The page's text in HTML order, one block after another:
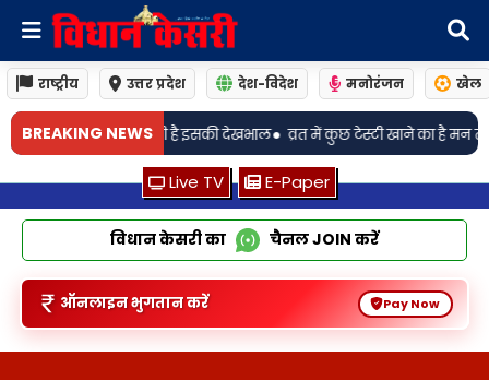
राष्ट्रीय उत्तर प्रदेश देश-विदेश मनोरंजन खेल
BREAKING NEWS
है इसकी देखभाल• व्रत में कुछ टेस्टी खाने का है मन तो बना लें शकरकंदी की
Live TV E-Paper
विधान केसरी का चैनलJOIN करें
ऑनलाइन भुगतान करें Pay Now